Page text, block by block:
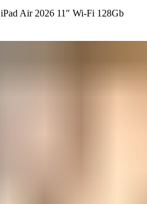
iPad Air 2026 11″ Wi-Fi 128Gb